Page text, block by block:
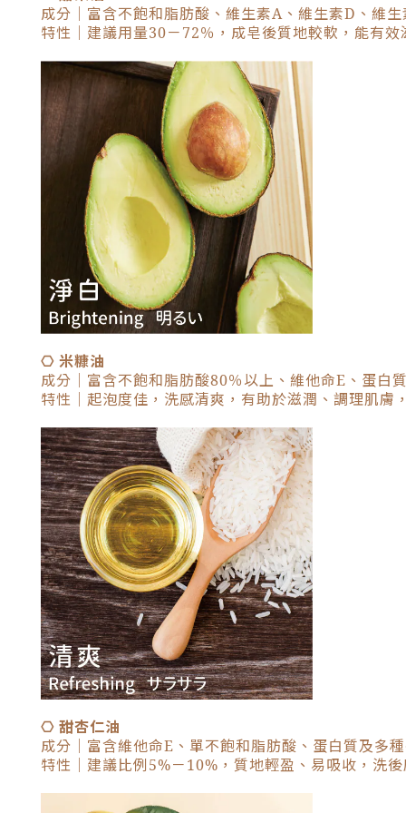
成分｜富含不飽和脂肪酸、維生素A、維生素D、維
特性｜建議用量30－72％，成皂後質地較軟，能有
⎔ 米糠油
成分｜富含不飽和脂肪酸80％以上、維他命E、蛋白
特性｜起泡度佳，洗感清爽，有助於滋潤、調理肌膚
⎔ 甜杏仁油
成分｜富含維他命E、單不飽和脂肪酸、蛋白質及多
特性｜建議比例5%－10%，質地輕盈、易吸收，洗